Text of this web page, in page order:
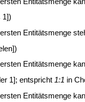
1])
Entitätsmenge
Entitätsmenge
1]; entspricht 1:1 in
Entitätsmenge